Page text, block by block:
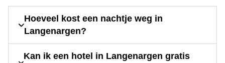
Hoeveel kost een nachtje weg in
Langenargen?
Kan ik een hotel in Langenargen gratis